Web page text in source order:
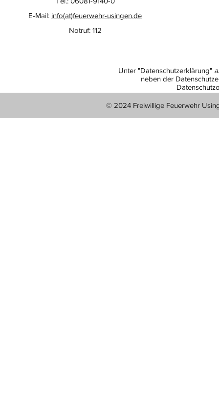
E-Mail: info(at)feuerwehr-usingen.de
Notruf: 112
Unter "Datenschutzerklärung"
neben der
© 2024 Freiwillige Feuerwehr